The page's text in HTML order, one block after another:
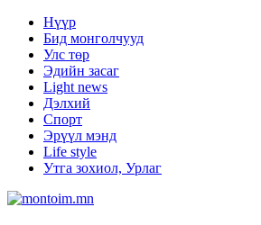
Нүүр
Бид монголчууд
Улс төр
Эдийн засаг
Light news
Дэлхий
Спорт
Эрүүл мэнд
Life style
Утга зохиол, Урлаг